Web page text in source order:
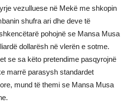
vezulluese në Mekë me shkopin
shufra ari dhe deve të
pohojnë se Mansa Musa
dollarësh në vlerën e sotme.
se sa këto pretendime pasqyrojnë
marrë parasysh standardet
mund të themi se Mansa Musa